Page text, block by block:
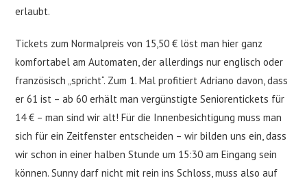
erlaubt.
Tickets zum Normalpreis von 15,50 € löst man hier ganz
komfortabel am Automaten, der allerdings nur englisch oder
französisch „spricht“. Zum 1. Mal profitiert Adriano davon, dass
er 61 ist – ab 60 erhält man vergünstigte Seniorentickets für
14 € – man sind wir alt! Für die Innenbesichtigung muss man
sich für ein Zeitfenster entscheiden – wir bilden uns ein, dass
wir schon in einer halben Stunde um 15:30 am Eingang sein
können. Sunny darf nicht mit rein ins Schloss, muss also auf